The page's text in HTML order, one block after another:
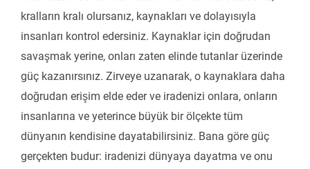
kralların kralı olursanız, kaynakları ve dolayısıyla
insanları kontrol edersiniz. Kaynaklar için doğrudan
savaşmak yerine, onları zaten elinde tutanlar üzerinde
güç kazanırsınız. Zirveye uzanarak, o kaynaklara daha
doğrudan erişim elde eder ve iradenizi onlara, onların
insanlarına ve yeterince büyük bir ölçekte tüm
dünyanın kendisine dayatabilirsiniz. Bana göre güç
gerçekten budur: iradenizi dünyaya dayatma ve onu